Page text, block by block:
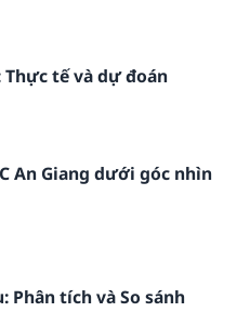
Thực tế và dự đoán
An Giang dưới góc nhìn
Phân tích và So sánh